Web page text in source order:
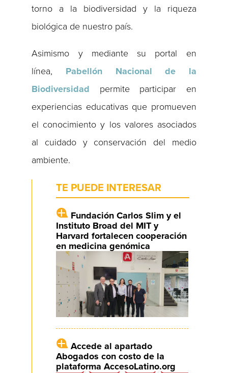
torno a la biodiversidad y la riqueza
biológica de nuestro país.
Asimismo y mediante su portal en
línea, Pabellón Nacional de la
Biodiversidad permite participar en
experiencias educativas que promueven
el conocimiento y los valores asociados
al cuidado y conservación del medio
ambiente.
TE PUEDE INTERESAR
Fundación Carlos Slim y el
Instituto Broad del MIT y
Harvard fortalecen cooperación
en medicina genómica
Accede al apartado
Abogados con costo de la
plataforma AccesoLatino.org